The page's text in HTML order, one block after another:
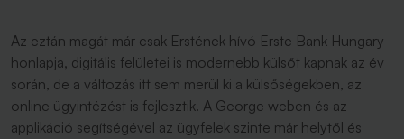
Az eztán magát már csak Erstének hívó Erste Bank Hungary
honlapja, digitális felületei is modernebb külsőt kapnak az év
során, de a változás itt sem merül ki a külsőségekben, az
online ügyintézést is fejlesztik. A George weben és az
applikáció segítségével az ügyfelek szinte már helytől és